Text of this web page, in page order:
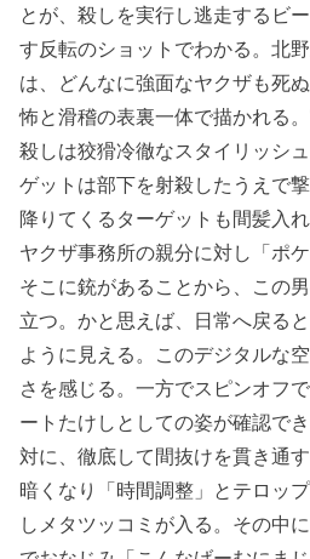
とが、殺しを実行し逃走するビ
す反転のショットでわかる。北
は、どんなに強面なヤクザも死
怖と滑稽の表裏一体で描かれる
殺しは狡猾冷徹なスタイリッシ
ゲットは部下を射殺したうえで
降りてくるターゲットも間髪入
ヤクザ事務所の親分に対し「ポ
そこに銃があることから、この
立つ。かと思えば、日常へ戻る
ように見える。このデジタルな
さを感じる。一方でスピンオフ
ートたけしとしての姿が確認で
対に、徹底して間抜けを貫き通
暗くなり「時間調整」とテロッ
しメタツッコミが入る。その中